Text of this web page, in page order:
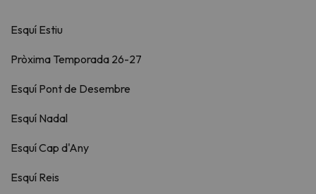
Esquí Estiu
Pròxima Temporada 26-27
Esquí Pont de Desembre
Esquí Nadal
Esquí Cap d'Any
Esquí Reis